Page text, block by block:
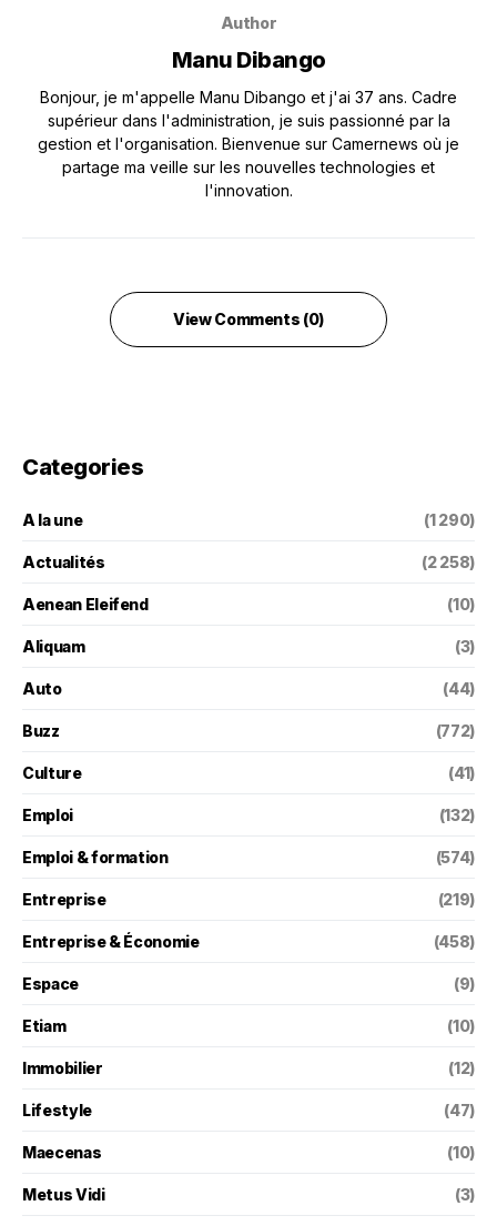
Author
Manu Dibango
Bonjour, je m'appelle Manu Dibango et j'ai 37 ans. Cadre
supérieur dans l'administration, je suis passionné par la
gestion et l'organisation. Bienvenue sur Camernews où je
partage ma veille sur les nouvelles technologies et
l'innovation.
View Comments (0)
Categories
A la une (1 290)
Actualités (2 258)
Aenean Eleifend (10)
Aliquam (3)
Auto (44)
Buzz (772)
Culture (41)
Emploi (132)
Emploi & formation (574)
Entreprise (219)
Entreprise & Économie (458)
Espace (9)
Etiam (10)
Immobilier (12)
Lifestyle (47)
Maecenas (10)
Metus Vidi (3)